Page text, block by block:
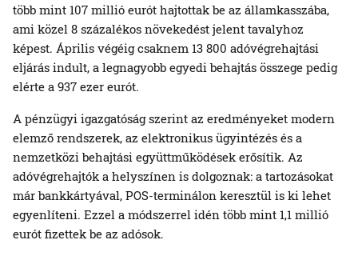
több mint 107 millió eurót hajtottak be az államkasszába,
ami közel 8 százalékos növekedést jelent tavalyhoz
képest. Április végéig csaknem 13 800 adóvégrehajtási
eljárás indult, a legnagyobb egyedi behajtás összege pedig
elérte a 937 ezer eurót.
A pénzügyi igazgatóság szerint az eredményeket modern
elemző rendszerek, az elektronikus ügyintézés és a
nemzetközi behajtási együttműködések erősítik. Az
adóvégrehajtók a helyszínen is dolgoznak: a tartozásokat
már bankkártyával, POS-terminálon keresztül is ki lehet
egyenlíteni. Ezzel a módszerrel idén több mint 1,1 millió
eurót fizettek be az adósok.